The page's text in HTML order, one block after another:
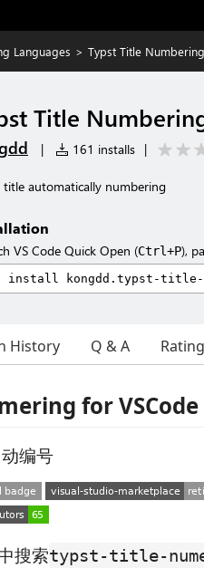
Languages > Typst Title Numbering
Title
| 161 installs |
title automatically numbering
VS Code Quick Open (Ctrl+P),
History Q & A
for VSCode
编号
搜索typst-title-